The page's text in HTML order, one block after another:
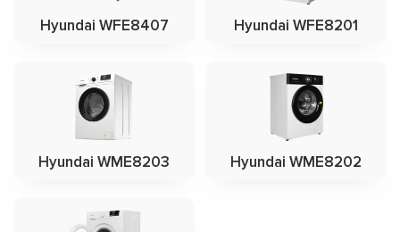
Hyundai WFE8407 Hyundai WFE8201
Hyundai WME8203 Hyundai WME8202